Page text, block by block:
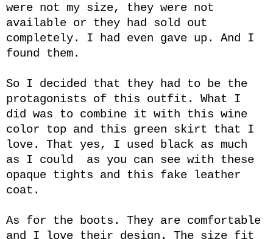
were not my size, they were not
available or they had sold out
completely. I had even gave up. And I
found them.
So I decided that they had to be the
protagonists of this outfit. What I
did was to combine it with this wine
color top and this green skirt that I
love. That yes, I used black as much
as I could as you can see with these
opaque tights and this fake leather
coat.
As for the boots. They are comfortable
and I love their design. The size fit